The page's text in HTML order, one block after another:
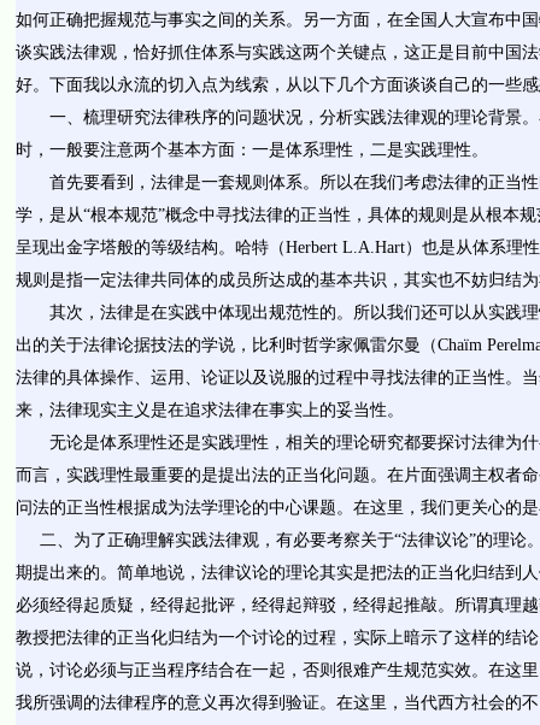
如何正确把握规范与事实之间的关系。另一方面，在全国人大宣布中
谈实践法律观，恰好抓住体系与实践这两个关键点，这正是目前中国
好。下面我以永流的切入点为线索，从以下几个方面谈谈自己的一些
一、梳理研究法律秩序的问题状况，分析实践法律观的理论背景
时，一般要注意两个基本方面：一是体系理性，二是实践理性。
首先要看到，法律是一套规则体系。所以在我们考虑法律的正当
学，是从“根本规范”概念中寻找法律的正当性，具体的规则是从根本
呈现出金字塔般的等级结构。哈特（Herbert L.A.Hart）也是从体系理
规则是指一定法律共同体的成员所达成的基本共识，其实也不妨归结
其次，法律是在实践中体现出规范性的。所以我们还可以从实践
出的关于法律论据技法的学说，比利时哲学家佩雷尔曼（Chaïm
法律的具体操作、运用、论证以及说服的过程中寻找法律的正当性。
来，法律现实主义是在追求法律在事实上的妥当性。
无论是体系理性还是实践理性，相关的理论研究都要探讨法律为
而言，实践理性最重要的是提出法的正当化问题。在片面强调主权者
问法的正当性根据成为法学理论的中心课题。在这里，我们更关心的
二、为了正确理解实践法律观，有必要考察关于“法律议论”的理论
期提出来的。简单地说，法律议论的理论其实是把法的正当化归结到
必须经得起质疑，经得起批评，经得起辩驳，经得起推敲。所谓真理
教授把法律的正当化归结为一个讨论的过程，实际上暗示了这样的结
说，讨论必须与正当程序结合在一起，否则很难产生规范实效。在这
我所强调的法律程序的意义再次得到验证。在这里，当代西方社会的